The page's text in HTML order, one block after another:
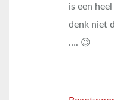
is een
denk niet
…. 😉